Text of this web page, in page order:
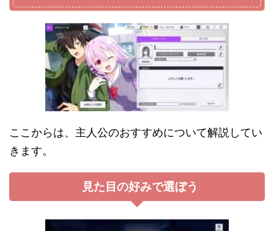
ここからは、主人公のおすすめについて解説してい
きます。
見た目の好みで選ぼう